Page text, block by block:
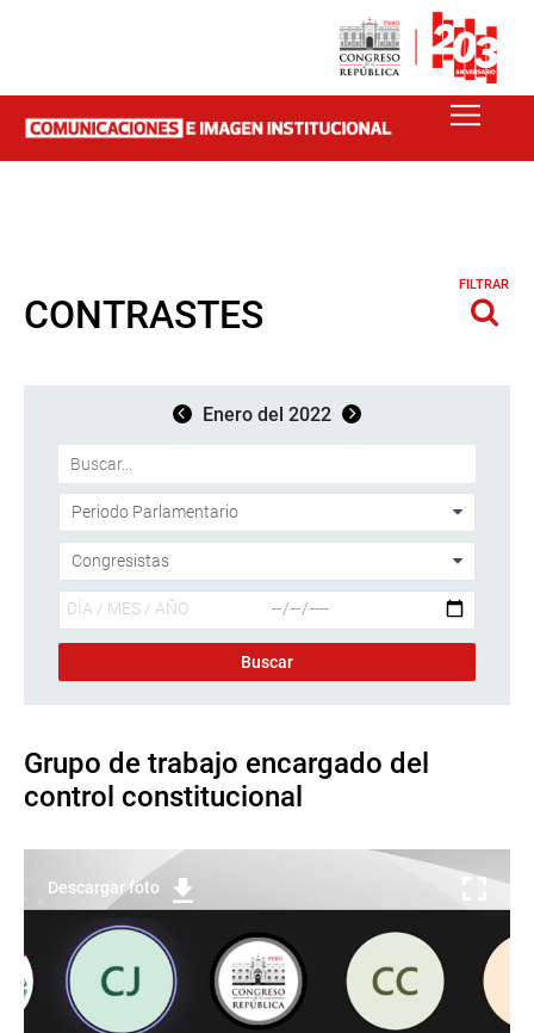
CONTRASTES
FILTRAR
Enero del 2022
Grupo de trabajo encargado del
control constitucional
Descargar foto